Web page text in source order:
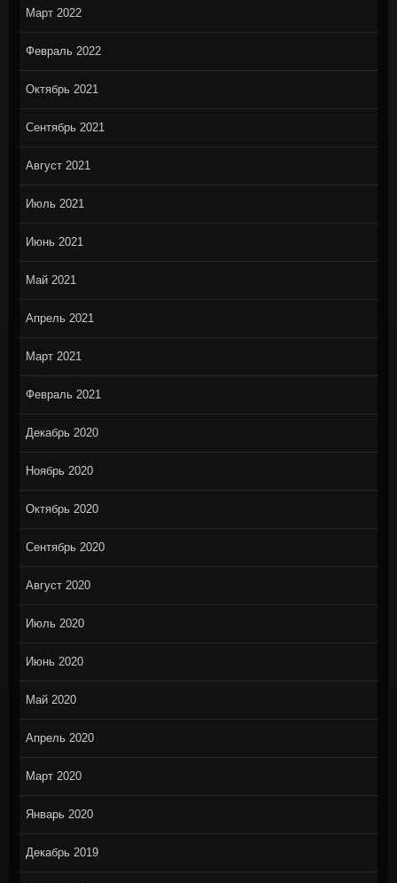
Март 2022
Февраль 2022
Октябрь 2021
Сентябрь 2021
Август 2021
Июль 2021
Июнь 2021
Май 2021
Апрель 2021
Март 2021
Февраль 2021
Декабрь 2020
Ноябрь 2020
Октябрь 2020
Сентябрь 2020
Август 2020
Июль 2020
Июнь 2020
Май 2020
Апрель 2020
Март 2020
Январь 2020
Декабрь 2019